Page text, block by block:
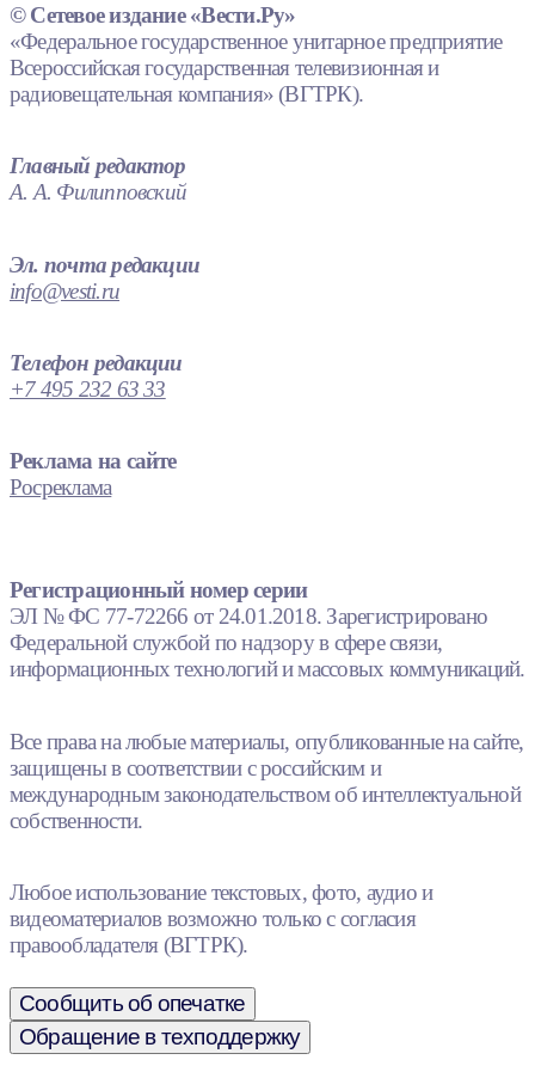
© Сетевое издание «Вести.Ру»
«Федеральное государственное унитарное предприятие
Всероссийская государственная телевизионная и
радиовещательная компания» (ВГТРК).
Главный редактор
А. А. Филипповский
Эл. почта редакции
info@vesti.ru
Телефон редакции
+7 495 232 63 33
Реклама на сайте
Росреклама
Регистрационный номер серии
ЭЛ № ФС 77-72266 от 24.01.2018. Зарегистрировано
Федеральной службой по надзору в сфере связи,
информационных технологий и массовых коммуникаций.
Все права на любые материалы, опубликованные на сайте,
защищены в соответствии с российским и
международным законодательством об интеллектуальной
собственности.
Любое использование текстовых, фото, аудио и
видеоматериалов возможно только с согласия
правообладателя (ВГТРК).
Сообщить об опечатке
Обращение в техподдержку